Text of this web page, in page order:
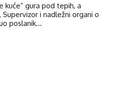
kuće” gura pod tepih, a
Supervizor i nadležni organi o
poslanik...